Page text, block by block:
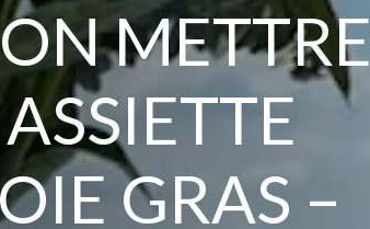
METTRE
GRAS –